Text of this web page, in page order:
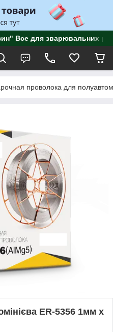
Все для зварювальних
проволока для
ER-5356 1мм х